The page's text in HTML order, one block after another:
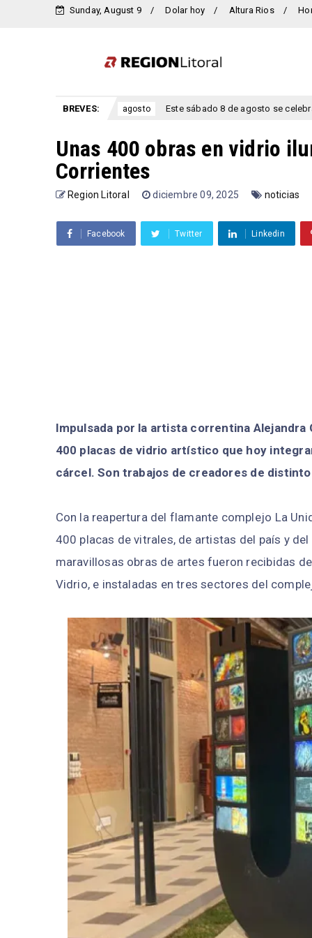
Sunday, August 9 Dolar hoy Altura Rios
BREVES:
agosto Este sábado 8 de agosto se celebra el
Unas 400 obras en vidrio
Corrientes
Region Litoral diciembre 09, 2025 noticias
Facebook Twitter Linkedin
Impulsada por la artista correntina
400 placas de vidrio artístico que hoy
cárcel. Son trabajos de creadores de
Con la reapertura del flamante complejo La
400 placas de vitrales, de artistas del país y
maravillosas obras de artes fueron recibidas
Vidrio, e instaladas en tres sectores del